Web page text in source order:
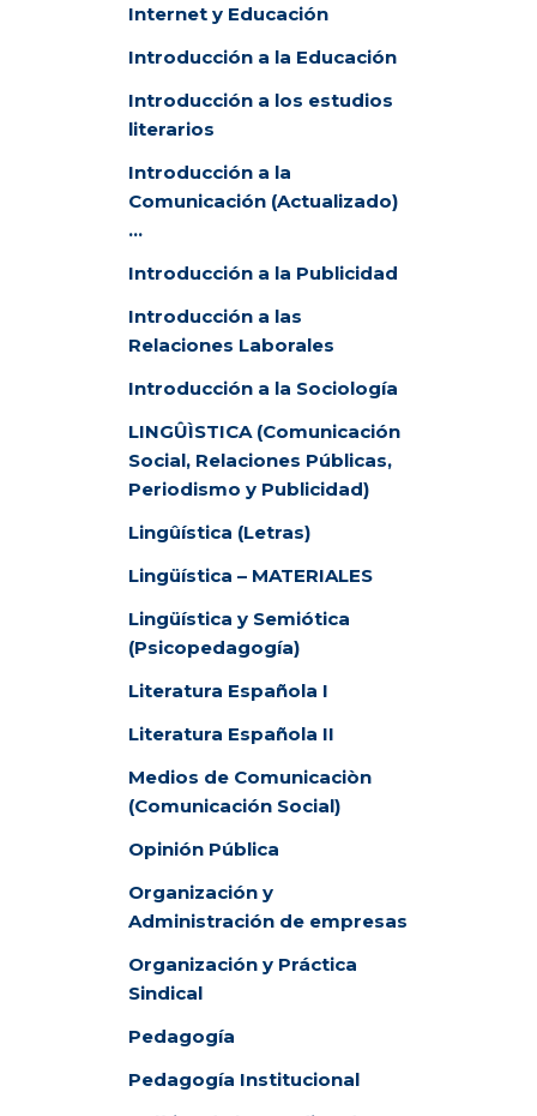
Internet y Educación
Introducción a la Educación
Introducción a los estudios
literarios
Introducción a la
Comunicación (Actualizado)
…
Introducción a la Publicidad
Introducción a las
Relaciones Laborales
Introducción a la Sociología
LINGÛÌSTICA (Comunicación
Social, Relaciones Públicas,
Periodismo y Publicidad)
Lingûística (Letras)
Lingüística – MATERIALES
Lingüística y Semiótica
(Psicopedagogía)
Literatura Española I
Literatura Española II
Medios de Comunicaciòn
(Comunicación Social)
Opinión Pública
Organización y
Administración de empresas
Organización y Práctica
Sindical
Pedagogía
Pedagogía Institucional